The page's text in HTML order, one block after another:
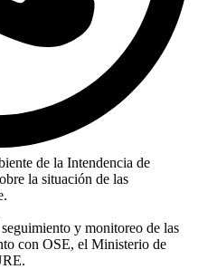
de la Intendencia de
la situación de las
y monitoreo de las
con OSE, el Ministerio de